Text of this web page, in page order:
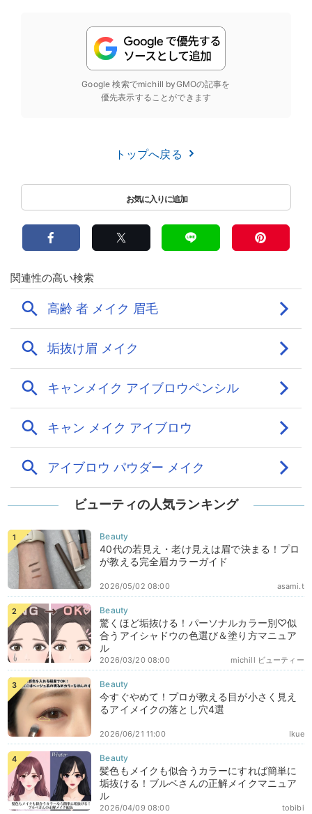
Google 検索でmichill byGMOの記事を
優先表示することができます
トップへ戻る
ビューティの人気ランキング
40代の若見え・老け見えは眉で決まる！プロ
が教える完全眉カラーガイド
asami.t
2026/05/02 08:00
驚くほど垢抜ける！パーソナルカラー別♡似
合うアイシャドウの色選び＆塗り方マニュア
ル
michill ビューティー
2026/03/20 08:00
今すぐやめて！プロが教える目が小さく見え
るアイメイクの落とし穴4選
Ikue
2026/06/21 11:00
髪色もメイクも似合うカラーにすれば簡単に
垢抜ける！ブルベさんの正解メイクマニュア
ル
tobibi
2026/04/09 08:00